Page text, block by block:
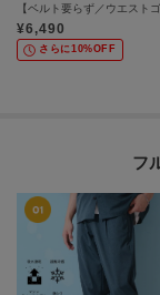
¥6,490
さらに10%OFF
フ